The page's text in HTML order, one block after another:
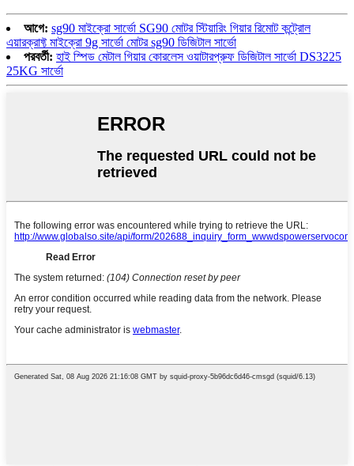
আগে: sg90 মাইক্রো সার্ভো SG90 মোটর স্টিয়ারিং গিয়ার রিমোট কন্ট্রোল
এয়ারক্রাফ্ট মাইক্রো 9g সার্ভো মোটর sg90 ডিজিটাল সার্ভো
পরবর্তী: হাই স্পিড মেটাল গিয়ার কোরলেস ওয়াটারপ্রুফ ডিজিটাল সার্ভো DS3225
25KG সার্ভো